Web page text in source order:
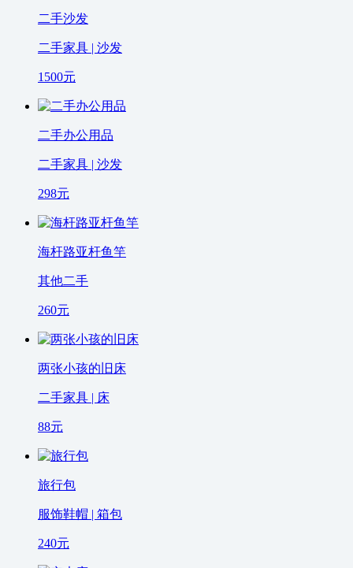
二手沙发
二手家具 | 沙发
1500元
二手办公用品
二手家具 | 沙发
298元
海杆路亚杆鱼竿
其他二手
260元
两张小孩的旧床
二手家具 | 床
88元
旅行包
服饰鞋帽 | 箱包
240元